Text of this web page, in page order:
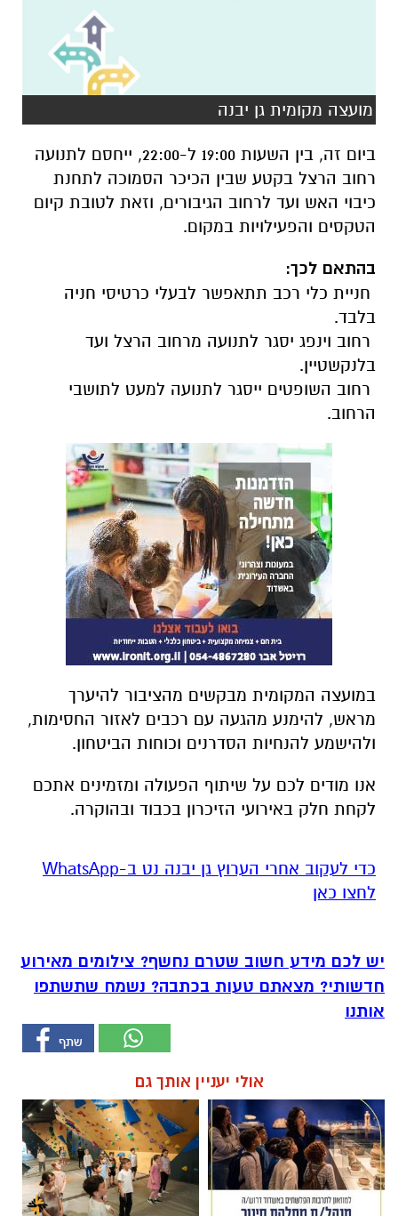
מועצה מקומית גן יבנה
ביום זה, בין השעות 19:00 ל-22:00, ייחסם לתנועה
רחוב הרצל בקטע שבין הכיכר הסמוכה לתחנת
כיבוי האש ועד לרחוב הגיבורים, וזאת לטובת קיום
הטקסים והפעילויות במקום.
בהתאם לכך:
חניית כלי רכב תתאפשר לבעלי כרטיסי חניה
בלבד.
רחוב וינפג יסגר לתנועה מרחוב הרצל ועד
בלנקשטיין.
רחוב השופטים ייסגר לתנועה למעט לתושבי
הרחוב.
במועצה המקומית מבקשים מהציבור להיערך
מראש, להימנע מהגעה עם רכבים לאזור החסימות,
ולהישמע להנחיות הסדרנים וכוחות הביטחון.
אנו מודים לכם על שיתוף הפעולה ומזמינים אתכם
לקחת חלק באירועי הזיכרון בכבוד ובהוקרה.
‏כדי לעקוב אחרי הערוץ גן יבנה נט ב-WhatsApp
לחצו כאן
יש לכם מידע חשוב שטרם נחשף? צילומים מאירוע
חדשותי? מצאתם טעות בכתבה? נשמח שתשתפו
אותנו
אולי יעניין אותך גם